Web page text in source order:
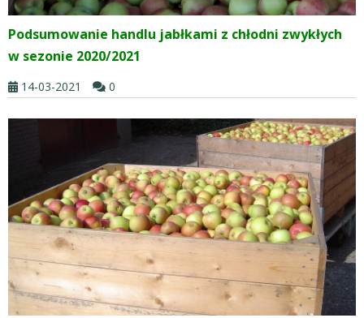
Podsumowanie handlu jabłkami z chłodni zwykłych
w sezonie 2020/2021
14-03-2021 0